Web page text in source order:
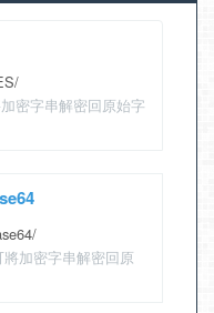
密字串解密回原始字
加密字串解密回原